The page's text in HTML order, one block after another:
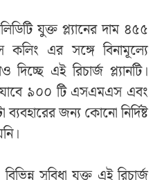
যুক্ত প্ল্যানের দাম ৪৫৫
এর সঙ্গে বিনামূল্যে
এই রিচার্জ প্ল্যানটি।
যাবে ৯০০ টি এসএমএস এবং
জন্য কোনো নির্দিষ্ট